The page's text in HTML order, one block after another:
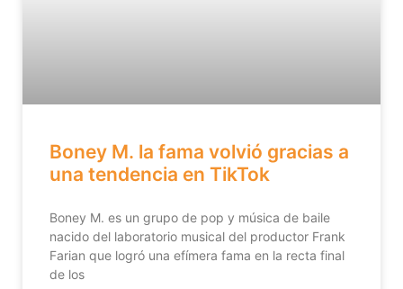
Boney M. la fama volvió gracias a
una tendencia en TikTok
Boney M. es un grupo de pop y música de baile
nacido del laboratorio musical del productor Frank
Farian que logró una efímera fama en la recta final
de los